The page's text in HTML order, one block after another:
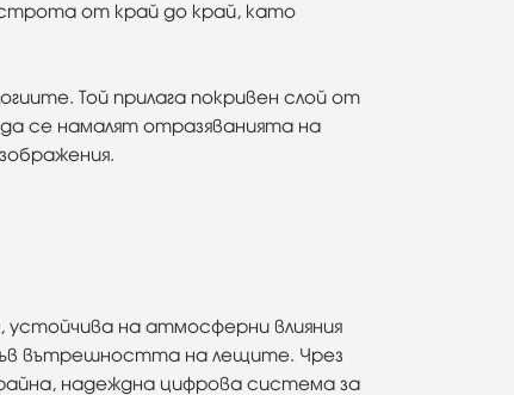
от край до край, като
Той прилага покривен слой от
да се намалят отразяванията на
на атмосферни влияния
вътрешността на лещите. Чрез
надеждна цифрова система за